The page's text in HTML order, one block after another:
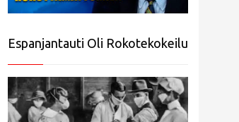
Espanjantauti Oli Rokotekokeilu